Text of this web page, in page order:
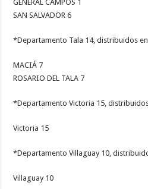
GENERAL CAMPOS 1
SAN SALVADOR 6
*Departamento Tala 14, distribuidos
MACIÁ 7
ROSARIO DEL TALA 7
*Departamento Victoria 15,
Victoria 15
*Departamento Villaguay 10,
Villaguay 10